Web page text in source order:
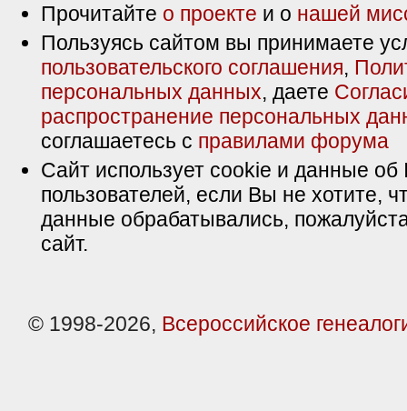
Прочитайте о проекте и о нашей
Пользуясь сайтом вы принимаете
пользовательского соглашения,
персональных данных, даете
распространение персональных
соглашаетесь с правилами форума
Сайт использует cookie и данные об
пользователей, если Вы не хотите,
данные обрабатывались,
сайт.
© 1998-2026, Всероссийское